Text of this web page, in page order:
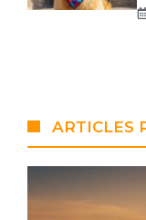
ARTICLES